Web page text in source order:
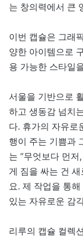
는 창의력에서 큰
이번 캡슐은 그래
양한 아이템으로
용 가능한 스타일
서울을 기반으로
하고 생동감 넘치
다. 휴가의 자유로
행이 주는 기쁨과
는 “무엇보다 먼
게 짐을 싸는 건
요. 제 작업을 통
있는 자유로운 감
리루의 캡슐 컬렉